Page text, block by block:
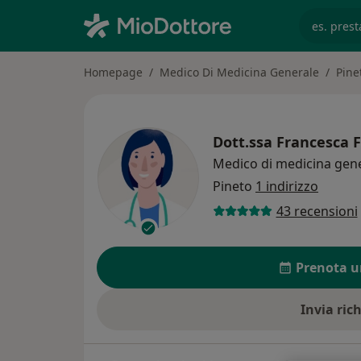
Homepage Medico Di Medicina Generale
Dott.ssa Francesca
Medico di medicina
Pineto 1 indirizzo
43 recensioni
Prenota
Invia